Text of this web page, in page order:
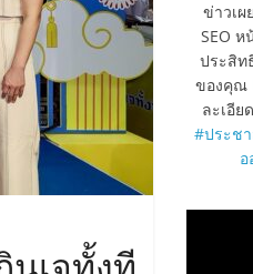
ข่าวเ
SEO ห
ประสิท
ของคุณ
ละเอีย
#ประช